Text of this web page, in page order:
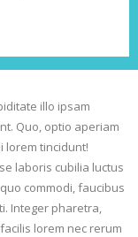
illo ipsam
Quo, optio aperiam
lorem tincidunt!
laboris cubilia luctus
commodi, faucibus
Integer pharetra,
lorem nec rerum